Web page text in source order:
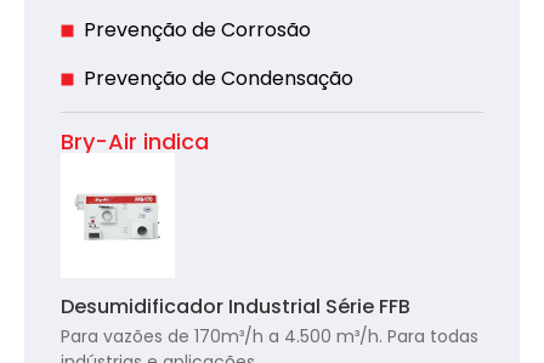
Prevenção de Corrosão
Prevenção de Condensação
Bry-Air indica
Desumidificador Industrial Série FFB
Para vazões de 170m³/h a 4.500 m³/h. Para todas